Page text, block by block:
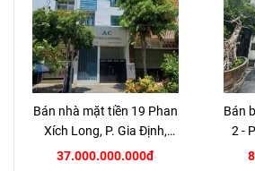
Bán nhà mặt tiền 19 Phan
Xích Long, P. Gia Định,
TP.HCM
37.000.000.000đ
Bán
2 -